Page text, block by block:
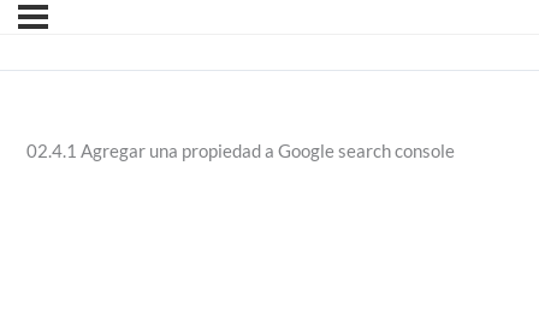
02.4.1 Agregar una propiedad a Google search console